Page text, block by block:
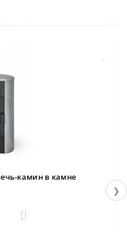
камин в камне
3
❯